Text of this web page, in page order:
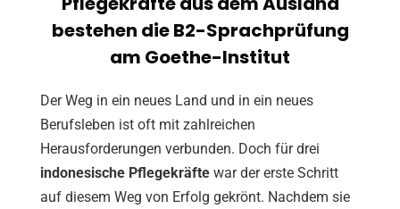
bestehen die B2-Sprachprüfung
am Goethe-Institut
Der Weg in ein neues Land und in ein neues
Berufsleben ist oft mit zahlreichen
Herausforderungen verbunden. Doch für drei
indonesische Pflegekräfte war der erste Schritt
auf diesem Weg von Erfolg gekrönt. Nachdem sie